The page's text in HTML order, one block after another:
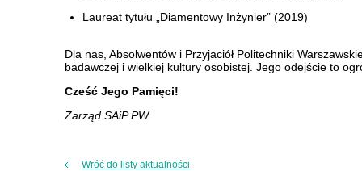
Laureat tytułu „Diamentowy Inżynier” (2019)
Dla nas, Absolwentów i Przyjaciół Politechniki
badawczej i wielkiej kultury osobistej. Jego odejście to
Cześć Jego Pamięci!
Zarząd SAiP PW
Wróć do listy aktualności